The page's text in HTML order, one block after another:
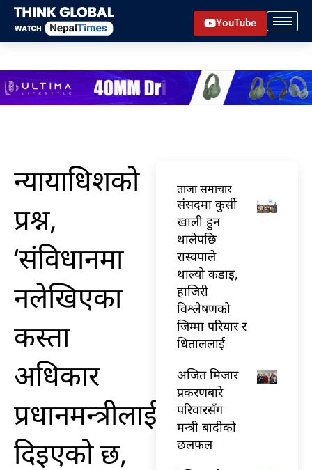
Skip
content
YouTube
न्यायाधिशको
प्रश्न,
‘संविधानमा
नलेखिएका
कस्ता
अधिकार
प्रधानमन्त्रीलाई
दिइएको छ,
ताजा समाचार
संसदमा कुर्सी
खाली हुन
थालेपछि
रास्वपाले
थाल्यो कडाइ,
हाजिरी
विश्लेषणको
जिम्मा परियार र
धिताललाई
अजित मिजार
प्रकरणबारे
परिवारसँग
मन्त्री बादीको
छलफल